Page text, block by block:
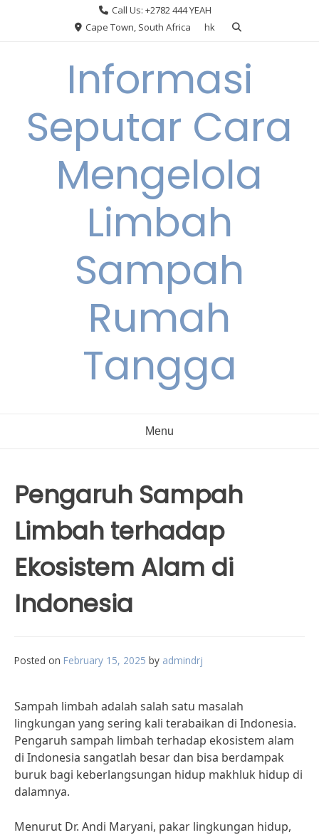
Call Us: +2782 444 YEAH
Cape Town, South Africa
hk
Informasi
Seputar Cara
Mengelola
Limbah
Sampah
Rumah
Tangga
Menu
Pengaruh Sampah
Limbah terhadap
Ekosistem Alam di
Indonesia
Posted on February 15, 2025 by admindrj
Sampah limbah adalah salah satu masalah
lingkungan yang sering kali terabaikan di Indonesia.
Pengaruh sampah limbah terhadap ekosistem alam
di Indonesia sangatlah besar dan bisa berdampak
buruk bagi keberlangsungan hidup makhluk hidup di
dalamnya.
Menurut Dr. Andi Maryani, pakar lingkungan hidup,